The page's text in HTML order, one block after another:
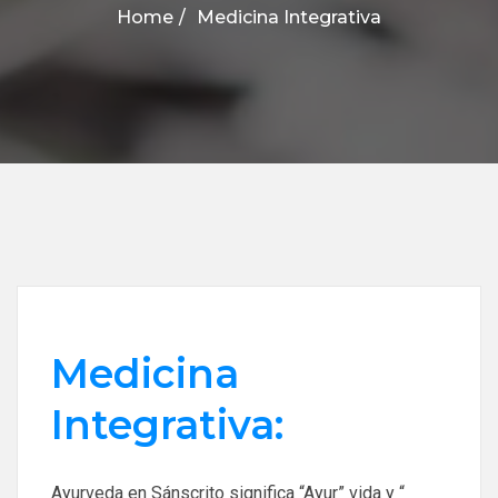
Home Medicina Integrativa
Medicina
Integrativa:
Ayurveda en Sánscrito significa “Ayur” vida y “